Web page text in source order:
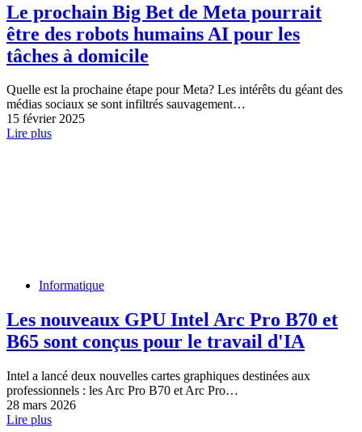
Le prochain Big Bet de Meta pourrait
être des robots humains AI pour les
tâches à domicile
Quelle est la prochaine étape pour Meta? Les intérêts du géant des
médias sociaux se sont infiltrés sauvagement…
15 février 2025
Lire plus
Informatique
Les nouveaux GPU Intel Arc Pro B70 et
B65 sont conçus pour le travail d'IA
Intel a lancé deux nouvelles cartes graphiques destinées aux
professionnels : les Arc Pro B70 et Arc Pro…
28 mars 2026
Lire plus